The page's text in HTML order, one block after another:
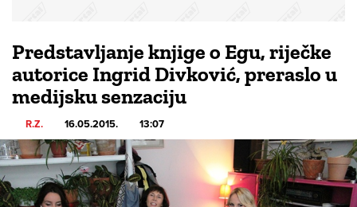
Predstavljanje knjige o Egu, riječke
autorice Ingrid Divković, preraslo u
medijsku senzaciju
R.Z. 16.05.2015. 13:07